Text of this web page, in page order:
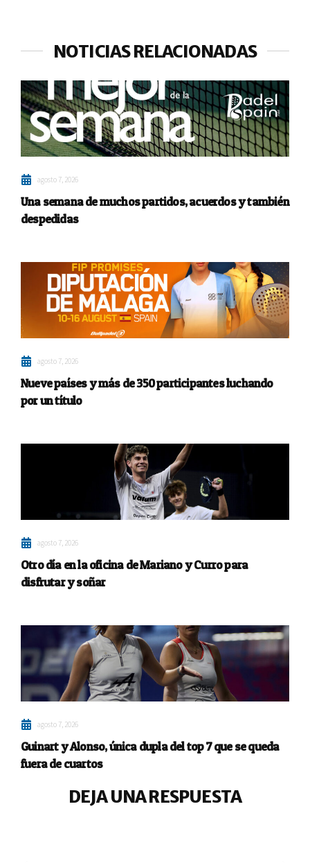
NOTICIAS RELACIONADAS
agosto 7, 2026
Una semana de muchos partidos, acuerdos y también
despedidas
agosto 7, 2026
Nueve países y más de 350 participantes luchando
por un título
agosto 7, 2026
Otro día en la oficina de Mariano y Curro para
disfrutar y soñar
agosto 7, 2026
Guinart y Alonso, única dupla del top 7 que se queda
fuera de cuartos
DEJA UNA RESPUESTA